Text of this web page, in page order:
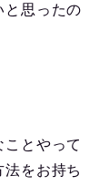
と思ったの
とやって
をお持ち